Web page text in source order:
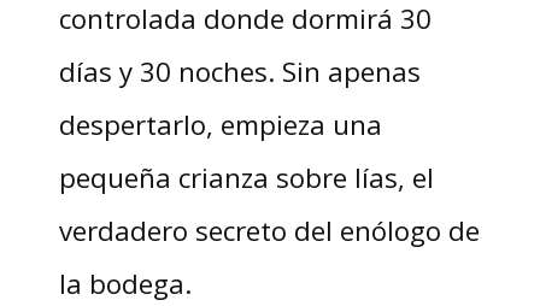
controlada donde dormirá 30
días y 30 noches. Sin apenas
despertarlo, empieza una
pequeña crianza sobre lías, el
verdadero secreto del enólogo de
la bodega.